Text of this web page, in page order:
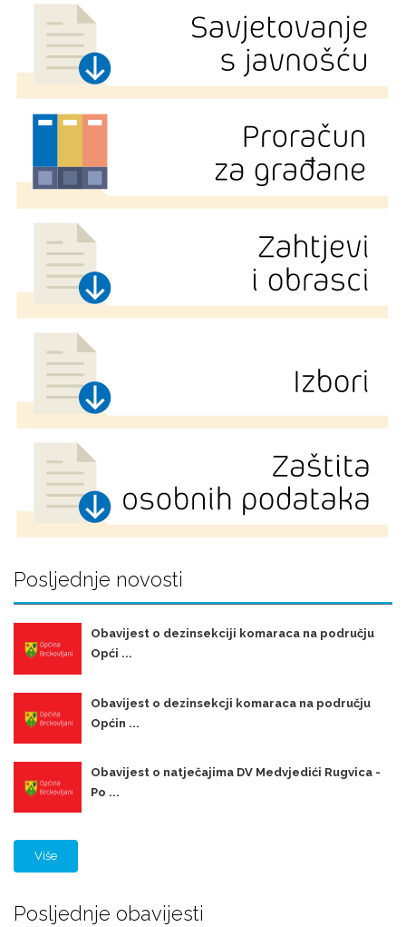
Posljednje novosti
Obavijest o dezinsekciji komaraca na području
Opći ...
Obavijest o dezinsekcji komaraca na području
Općin ...
Obavijest o natječajima DV Medvjedići Rugvica -
Po ...
Više
Posljednje obavijesti